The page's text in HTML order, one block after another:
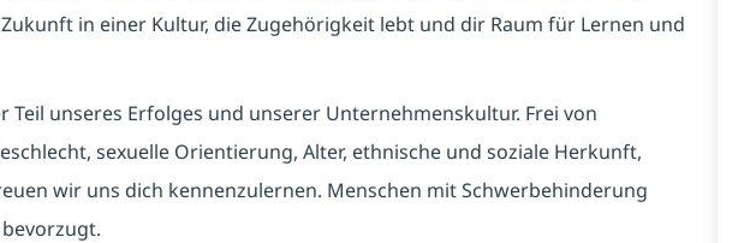
in einer Kultur, die Zugehörigkeit lebt und dir Raum für Lernen und
Teil unseres Erfolges und unserer Unternehmenskultur. Frei von
sexuelle Orientierung, Alter, ethnische und soziale Herkunft,
wir uns dich kennenzulernen. Menschen mit Schwerbehinderung